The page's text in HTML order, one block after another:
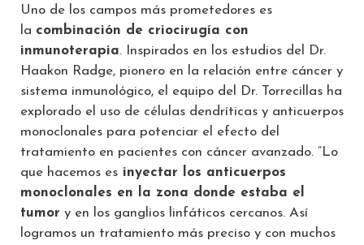
Uno de los campos más prometedores es
la combinación de criocirugía con
inmunoterapia. Inspirados en los estudios del Dr.
Haakon Radge, pionero en la relación entre cáncer y
sistema inmunológico, el equipo del Dr. Torrecillas ha
explorado el uso de células dendríticas y anticuerpos
monoclonales para potenciar el efecto del
tratamiento en pacientes con cáncer avanzado. “Lo
que hacemos es inyectar los anticuerpos
monoclonales en la zona donde estaba el
tumor y en los ganglios linfáticos cercanos. Así
logramos un tratamiento más preciso y con muchos